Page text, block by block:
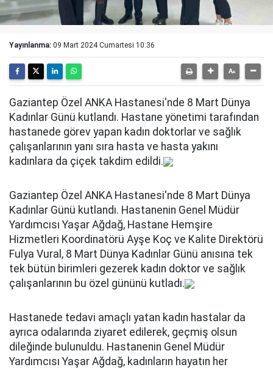
Yayınlanma: 09 Mart 2024 Cumartesi 10:36
Gaziantep Özel ANKA Hastanesi'nde 8 Mart Dünya
Kadınlar Günü kutlandı. Hastane yönetimi tarafından
hastanede görev yapan kadın doktorlar ve sağlık
çalışanlarının yanı sıra hasta ve hasta yakını
kadınlara da çiçek takdim edildi.
Gaziantep Özel ANKA Hastanesi'nde 8 Mart Dünya
Kadınlar Günü kutlandı. Hastanenin Genel Müdür
Yardımcısı Yaşar Ağdağ, Hastane Hemşire
Hizmetleri Koordinatörü Ayşe Koç ve Kalite Direktörü
Fulya Vural, 8 Mart Dünya Kadınlar Günü anısına tek
tek bütün birimleri gezerek kadın doktor ve sağlık
çalışanlarının bu özel gününü kutladı.
Hastanede tedavi amaçlı yatan kadın hastalar da
ayrıca odalarında ziyaret edilerek, geçmiş olsun
dileğinde bulunuldu. Hastanenin Genel Müdür
Yardımcısı Yaşar Ağdağ, kadınların hayatın her